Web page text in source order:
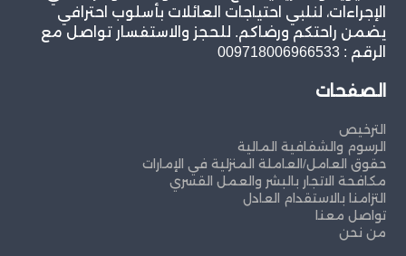
الإجراءات، لنلبي احتياجات العائلات بأسلوب احترافي
يضمن راحتكم ورضاكم. للحجز والاستفسار تواصل مع
الرقم : 009718006966533
الصفحات
الترخيص
الرسوم والشفافية المالية
حقوق العامل/العاملة المنزلية في الإمارات
مكافحة الاتجار بالبشر والعمل القسري
التزامنا بالاستقدام العادل
تواصل معنا
من نحن